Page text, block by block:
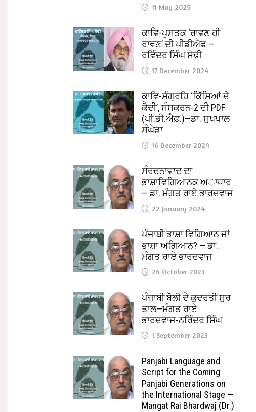
11 May 2025
ਕਾਵਿ-ਪੁਸਤਕ ‘ਰਾਵਣ ਹੀ
ਰਾਵਣ’ ਦੀ ਪੀਡੀਐਫ —
ਰਵਿੰਦਰ ਸਿੰਘ ਸੋਢੀ
17 December 2024
ਕਾਵਿ-ਸੰਗ੍ਰਹਿ ‘ਕਿੱਸਿਆਂ ਦੇ
ਕੈਦੀ’, ਸੰਸਕਰਨ-2 ਦੀ PDF
(ਪੀ.ਡੀ.ਐਫ਼.)—ਡਾ. ਸੁਖਪਾਲ
ਸੰਘੇੜਾ
16 December 2024
ਸੰਰਚਨਾਵਾਦ ਦਾ
ਭਾਸ਼ਾਵਿਗਿਆਨਕ ਅਾਧਾਰ
— ਡਾ. ਮੰਗਤ ਰਾਏ ਭਾਰਦਵਾਜ
22 January 2024
ਪੰਜਾਬੀ ਭਾਸ਼ਾ ਵਿਗਿਆਨ ਜਾਂ
ਭਾਸ਼ਾ ਅਗਿਆਨ? — ਡਾ.
ਮੰਗਤ ਰਾਏ ਭਾਰਦਵਾਜ
26 October 2023
ਪੰਜਾਬੀ ਬੋਲੀ ਦੇ ਕੁਦਰਤੀ ਸੁਰ
ਤਾਲ—ਮੰਗਤ ਰਾਏ
ਭਾਰਦਵਾਜ-ਨਰਿੰਦਰ ਸਿੰਘ
1 September 2023
Panjabi Language and
Script for the Coming
Panjabi Generations on
the International Stage —
Mangat Rai Bhardwaj (Dr.)